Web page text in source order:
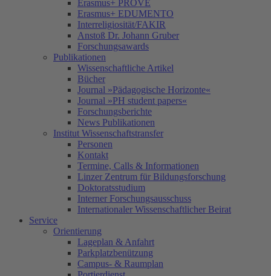
Erasmus+ PROVE
Erasmus+ EDUMENTO
Interreligiosität/FAKIR
Anstoß Dr. Johann Gruber
Forschungsawards
Publikationen
Wissenschaftliche Artikel
Bücher
Journal »Pädagogische Horizonte«
Journal »PH student papers«
Forschungsberichte
News Publikationen
Institut Wissenschaftstransfer
Personen
Kontakt
Termine, Calls & Informationen
Linzer Zentrum für Bildungsforschung
Doktoratsstudium
Interner Forschungsausschuss
Internationaler Wissenschaftlicher Beirat
Service
Orientierung
Lageplan & Anfahrt
Parkplatzbenützung
Campus- & Raumplan